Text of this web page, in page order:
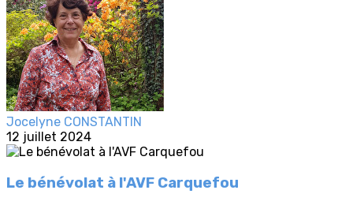
Jocelyne CONSTANTIN
12 juillet 2024
Le bénévolat à l'AVF Carquefou